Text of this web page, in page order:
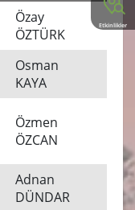
Etkinlikler
Özay
ÖZTÜRK
Osman
KAYA
Özmen
ÖZCAN
Adnan
DÜNDAR